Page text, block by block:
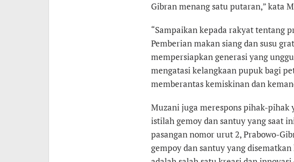
Gibran menang satu putaran,” kata
“Sampaikan kepada rakyat tentang
Pemberian makan siang dan susu
mempersiapkan generasi yang
mengatasi kelangkaan pupuk bagi
memberantas kemiskinan dan
Muzani juga merespons pihak-pihak
istilah gemoy dan santuy yang saat
pasangan nomor urut 2, Prabowo-
gempoy dan santuy yang